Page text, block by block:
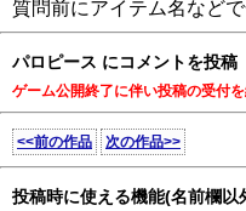
質問前にアイテム名など
パロピース にコメントを投稿
ゲーム公開終了に伴い投稿の受付
<<前の作品 次の作品>>
投稿時に使える機能(名前欄以